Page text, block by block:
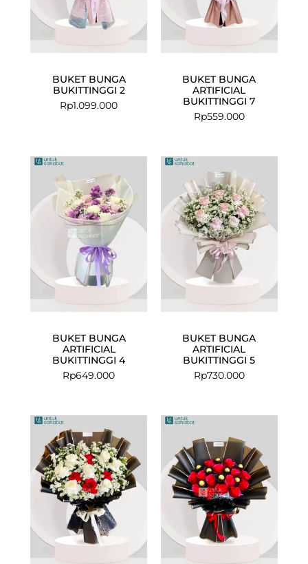
BUKET BUNGA
BUKITTINGGI 2
Rp1.099.000
BUKET BUNGA
ARTIFICIAL
BUKITTINGGI 7
Rp559.000
BUKET BUNGA
ARTIFICIAL
BUKITTINGGI 4
Rp649.000
BUKET BUNGA
ARTIFICIAL
BUKITTINGGI 5
Rp730.000